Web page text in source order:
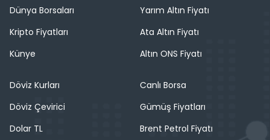
Dünya Borsaları
Kripto Fiyatları
Künye
Yarım Altın Fiyatı
Ata Altın Fiyatı
Altın ONS Fiyatı
Döviz Kurları
Döviz Çevirici
Dolar TL
Canlı Borsa
Gümüş Fiyatları
Brent Petrol Fiyatı